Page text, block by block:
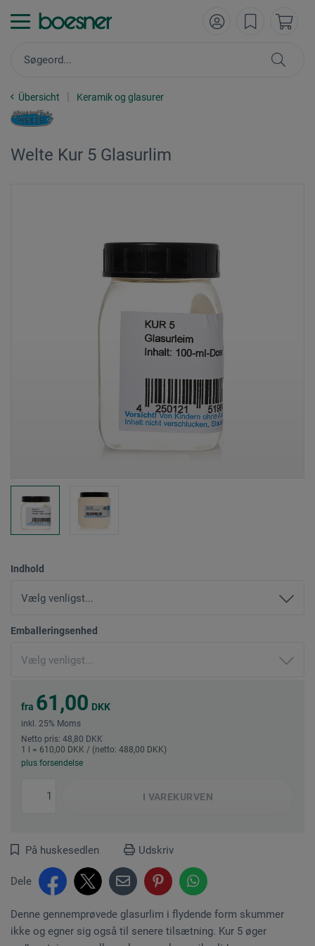
Übersicht Keramik og glasurer
Welte Kur 5 Glasurlim
Indhold
Emballeringsenhed
fra 61,00 DKK
inkl. 25% Moms
Netto pris: 48,80 DKK
1 l = 610,00 DKK / (netto: 488,00 DKK)
plus forsendelse
I VAREKURVEN
På huskesedlen Udskriv
Dele
Denne gennemprøvede glasurlim i flydende form skummer
ikke og egner sig også til senere tilsætning. Kur 5 øger